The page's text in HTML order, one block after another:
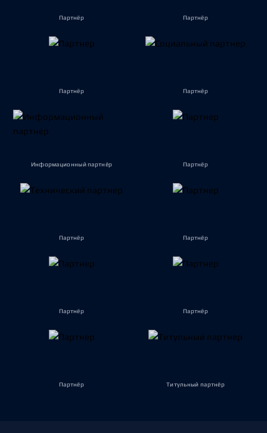
Партнёр Партнёр
Партнёр Партнёр
Информационный партнёр Партнёр
Партнёр Партнёр
Партнёр Партнёр
Партнёр Титульный партнёр